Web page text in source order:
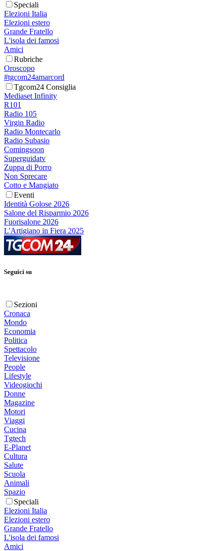
Speciali
Elezioni Italia
Elezioni estero
Grande Fratello
L'isola dei famosi
Amici
Rubriche
Oroscopo
#tgcom24amarcord
Tgcom24 Consiglia
Mediaset Infinity
R101
Radio 105
Virgin Radio
Radio Montecarlo
Radio Subasio
Comingsoon
Superguidatv
Zuppa di Porro
Non Sprecare
Cotto e Mangiato
Eventi
Identità Golose 2026
Salone del Risparmio 2026
Fuorisalone 2026
L'Artigiano in Fiera 2025
Seguici su
Sezioni
Cronaca
Mondo
Economia
Politica
Spettacolo
Televisione
People
Lifestyle
Videogiochi
Donne
Magazine
Motori
Viaggi
Cucina
Tgtech
E-Planet
Cultura
Salute
Scuola
Animali
Spazio
Speciali
Elezioni Italia
Elezioni estero
Grande Fratello
L'isola dei famosi
Amici